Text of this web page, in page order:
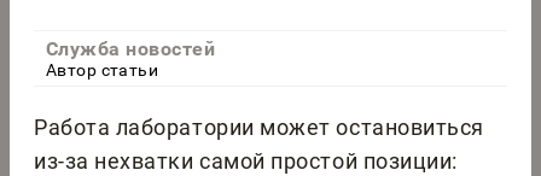
Служба новостей
Автор статьи
Работа лаборатории может остановиться
из-за нехватки самой простой позиции: